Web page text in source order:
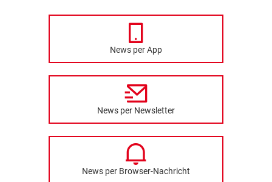
News per App
News per Newsletter
News per Browser-Nachricht